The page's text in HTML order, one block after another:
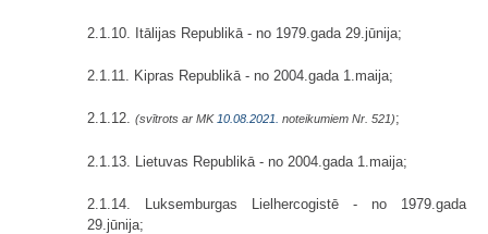
2.1.10. Itālijas Republikā - no 1979.gada 29.jūnija;
2.1.11. Kipras Republikā - no 2004.gada 1.maija;
2.1.12. (svītrots ar MK 10.08.2021. noteikumiem Nr. 521);
2.1.13. Lietuvas Republikā - no 2004.gada 1.maija;
2.1.14. Luksemburgas Lielhercogistē - no 1979.gada
29.jūnija;